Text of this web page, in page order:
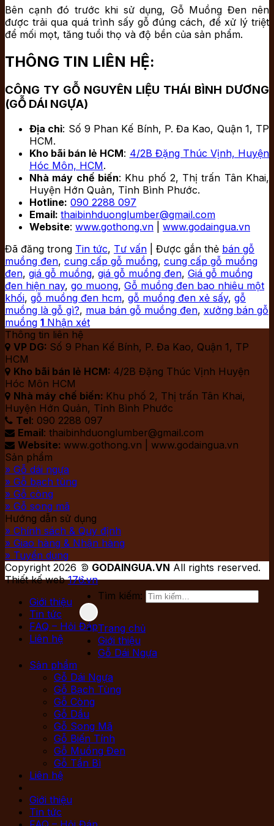
Bên cạnh đó trước khi sử dụng, Gỗ Muồng Đen nên
được trải qua quá trình sấy gỗ đúng cách, để xử lý triệt
để mối mọt, tăng tuổi thọ và độ bền của sản phẩm.
THÔNG TIN LIÊN HỆ:
CÔNG TY GỖ NGUYÊN LIỆU THÁI BÌNH DƯƠNG
(GỖ DÁI NGỰA)
Địa chỉ: Số 9 Phan Kế Bính, P. Đa Kao, Quận 1, TP
HCM.
Kho bãi bán lẻ HCM: 4/2B Đặng Thúc Vịnh, Huyện
Hóc Môn, HCM.
Nhà máy chế biến: Khu phố 2, Thị trấn Tân Khai,
Huyện Hớn Quản, Tỉnh Bình Phước.
Hotline: 090 2288 097
Email: thaibinhduonglumber@gmail.com
Website: www.gothong.vn
www.godaingua.vn
Đã đăng trong Tin tức, Tư vấn Được gắn thẻ bán gỗ
muồng đen, cung cấp gỗ muồng, cung cấp gỗ muồng
đen, giá gỗ muồng, giá gỗ muồng đen, Giá gỗ muồng
đen hiện nay, go muong, Gỗ muồng đen bao nhiêu một
khối, gỗ muồng đen hcm, gỗ muồng đen xẻ sấy, gỗ
muồng là gỗ gì?, mua bán gỗ muồng đen, xưởng bán gỗ
muồng 1 Nhận xét
Thông tin liên hệ
 VP DG: Số 9 Phan Kế Bính, P. Đa Kao, Quận 1, TP
HCM
 Kho bãi bán lẻ HCM: 4/2B Đặng Thúc Vịnh Huyện
Hóc Môn HCM
 Nhà máy chế biến: Khu phố 2, Thị trấn Tân Khai,
Huyện Hớn Quản, Tỉnh Bình Phước
 Tel: 090 2288 097
 Email: thaibinhduonglumber@gmail.com
 Website: www.gothong.vn | www.godaingua.vn
Sản phẩm
» Gỗ dái ngựa
» Gỗ bạch tùng
» Gỗ còng
» Gỗ song mã
Hướng dẫn sử dụng
» Chính sách & Quy định
» Giao hàng & Nhận hàng
» Tuyển dụng
Copyright 2026 © GODAINGUA.VN All rights reserved.
Thiết kế web176.vn
Giới thiệu
Tin tức
FAQ – Hỏi Đáp
Liên hệ
Tìm kiếm:
Trang chủ
Giới thiệu
Gỗ Dái Ngựa
Sản phẩm
Gỗ Dái Ngựa
Gỗ Bạch Tùng
Gỗ Còng
Gỗ Dầu
Gỗ Song Mã
Gỗ Biến Tính
Gỗ Muồng Đen
Gỗ Tần Bì
Liên hệ
Giới thiệu
Tin tức